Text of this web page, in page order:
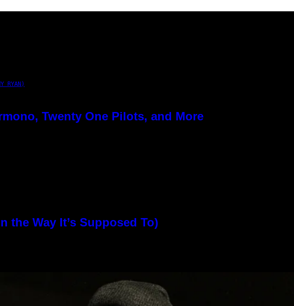
RYAN)
Twenty One Pilots, and More
the Way It’s Supposed To)